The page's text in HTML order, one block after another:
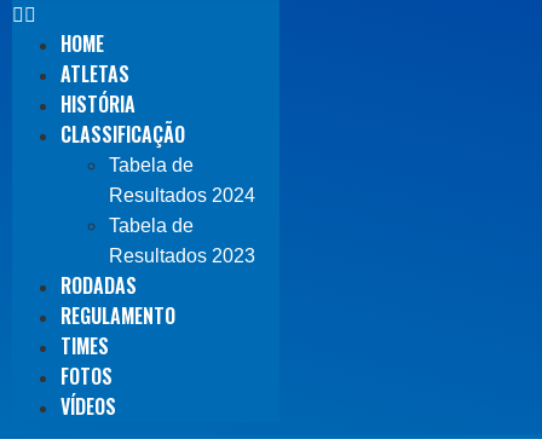
HOME
ATLETAS
HISTÓRIA
CLASSIFICAÇÃO
Tabela de
Resultados 2024
Tabela de
Resultados 2023
RODADAS
REGULAMENTO
TIMES
FOTOS
VÍDEOS